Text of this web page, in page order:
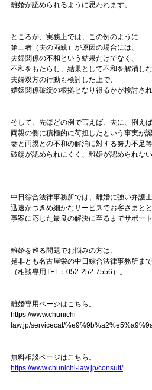
離婚が認められるように思われます。
ところが、実務上では、この例のように
第三者（夫の両親）が原因の場合には、
夫婦関係の不和という結果だけでなく、
不和をもたらし、結果として不和を解消し
夫婦双方の行動も検討した上で、
婚姻関係破綻の根拠となり得るかが検討され
そして、先ほどの例で言えば、夫に、例えば
両親の側に積極的に荷担したという事実が
妻と両親との不和の解消に対する努力不足
破綻が認められにくく、離婚が認められな
中日綜合法律事務所では、離婚に強い弁護士
迅速かつきめ細かなサービスでお客さまとと
事案に応じた最良の解決に至るまでサポート
離婚を巡る問題でお悩みの方は、
是非とも名古屋栄の中日綜合法律事務所ま
（相談専用TEL：052-252-7556）。
離婚専用ページはこちら。
https://www.chunichi-
law.jp/servicecat/
無料相談ページはこちら。
https://www.chunichi-law.jp/consult/